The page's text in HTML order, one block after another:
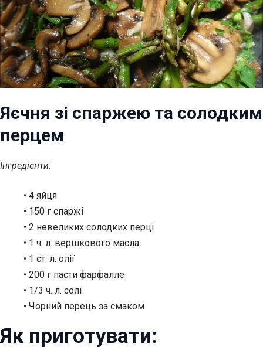
Яєчня зі спаржею та солодким
перцем
Інгредієнти:
• 4 яйця
• 150 г спаржі
• 2 невеликих солодких перці
• 1 ч. л. вершкового масла
• 1 ст. л. олії
• 200 г пасти фарфалле
• 1/3 ч. л. солі
• Чорний перець за смаком
Як приготувати: